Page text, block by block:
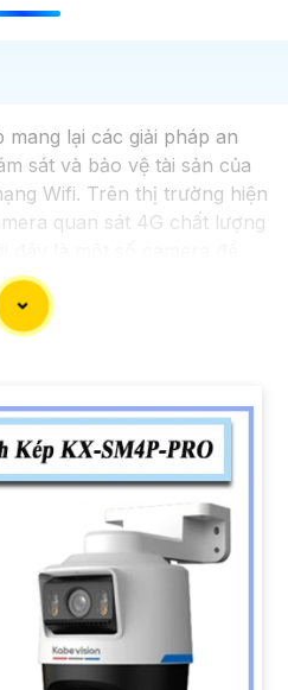
mang lại các giải pháp an
sát và bảo vệ tài sản của
Wifi. Trên thị trường hiện
quan sát 4G chất lượng